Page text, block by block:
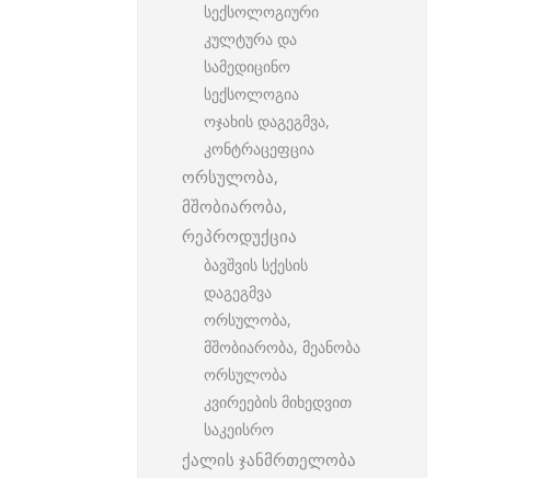
სექსოლოგიური
კულტურა და
სამედიცინო
სექსოლოგია
ოჯახის დაგეგმვა,
კონტრაცეფცია
ორსულობა,
მშობიარობა,
რეპროდუქცია
ბავშვის სქესის
დაგეგმვა
ორსულობა,
მშობიარობა, მეანობა
ორსულობა
კვირეების მიხედვით
საკეისრო
ქალის ჯანმრთელობა